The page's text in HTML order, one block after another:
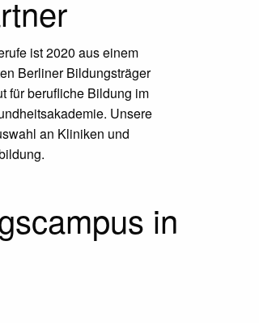
ist 2020 aus einem
Berliner Bildungsträger
für berufliche Bildung im
Unsere
an Kliniken und
in